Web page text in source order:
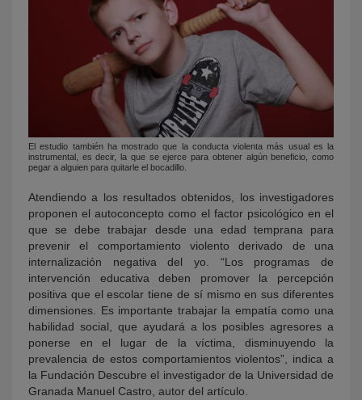
El estudio también ha mostrado que la conducta violenta más usual es la
instrumental, es decir, la que se ejerce para obtener algún beneficio, como
pegar a alguien para quitarle el bocadillo.
Atendiendo a los resultados obtenidos, los investigadores
proponen el autoconcepto como el factor psicológico en el
que se debe trabajar desde una edad temprana para
prevenir el comportamiento violento derivado de una
internalización negativa del yo. “Los programas de
intervención educativa deben promover la percepción
positiva que el escolar tiene de sí mismo en sus diferentes
dimensiones. Es importante trabajar la empatía como una
habilidad social, que ayudará a los posibles agresores a
ponerse en el lugar de la víctima, disminuyendo la
prevalencia de estos comportamientos violentos”, indica a
la Fundación Descubre el investigador de la Universidad de
Granada Manuel Castro, autor del artículo.